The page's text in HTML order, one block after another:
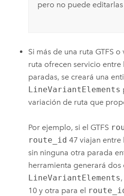
pero no puede
Si más de una ruta GTFS
ruta ofrecen servicio entre
paradas, se creará una
LineVariantElements
variación de ruta que
Por ejemplo, si el GTFS
route_id 47 viajan entre
sin ninguna otra parada
herramienta generará dos
LineVariantElements
10 y otra para el